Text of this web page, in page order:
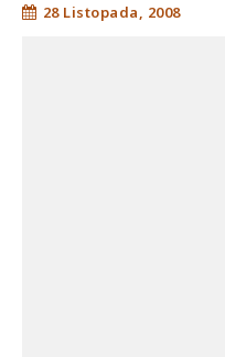
28 Listopada, 2008